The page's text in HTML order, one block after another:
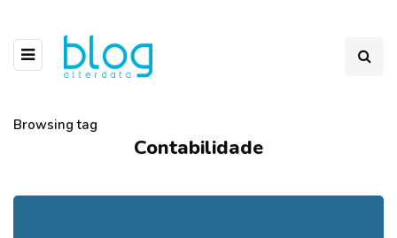
Browsing tag
Contabilidade